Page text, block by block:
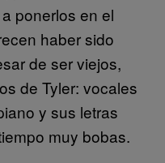
ponerlos en el
haber sido
de ser viejos,
de Tyler: vocales
y sus letras
muy bobas.